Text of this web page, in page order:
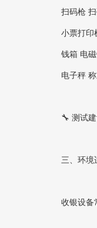
扫码枪‌
小票打印
钱箱‌ 电
电子秤‌
🔧 ‌测试
三、环境
收银设备